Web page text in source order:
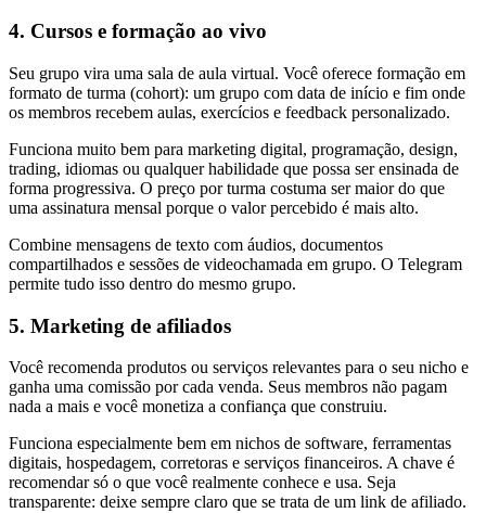
4. Cursos e formação ao vivo
Seu grupo vira uma sala de aula virtual. Você oferece formação em
formato de turma (cohort): um grupo com data de início e fim onde
os membros recebem aulas, exercícios e feedback personalizado.
Funciona muito bem para marketing digital, programação, design,
trading, idiomas ou qualquer habilidade que possa ser ensinada de
forma progressiva. O preço por turma costuma ser maior do que
uma assinatura mensal porque o valor percebido é mais alto.
Combine mensagens de texto com áudios, documentos
compartilhados e sessões de videochamada em grupo. O Telegram
permite tudo isso dentro do mesmo grupo.
5. Marketing de afiliados
Você recomenda produtos ou serviços relevantes para o seu nicho e
ganha uma comissão por cada venda. Seus membros não pagam
nada a mais e você monetiza a confiança que construiu.
Funciona especialmente bem em nichos de software, ferramentas
digitais, hospedagem, corretoras e serviços financeiros. A chave é
recomendar só o que você realmente conhece e usa. Seja
transparente: deixe sempre claro que se trata de um link de afiliado.